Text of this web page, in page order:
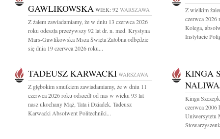
GAWLIKOWSKA WIEK: 92 WARSZAWA
Z żalem zawiadamiamy, że w dniu 13 czerwca 2026
roku odeszła przeżywszy 92 lat dr. n. med. Krystyna
Mars-Gawlikowska Msza Święta Żałobna odbędzie
się dnia 19 czerwca 2026 roku...
Z wielkim
czerwca 2026
Kolega,
Instytucie
TADEUSZ KARWACKI WARSZAWA
Z głębokim smutkiem zawiadamiamy, że w dniu 11
czerwca 2026 roku odszedł od nas w wieku 93 lat
nasz ukochany Mąż, Tata i Dziadek. Tadeusz
Karwacki Absolwent Politechniki...
KINGA
Kinga
czerwca 2006
Uniwersytetu